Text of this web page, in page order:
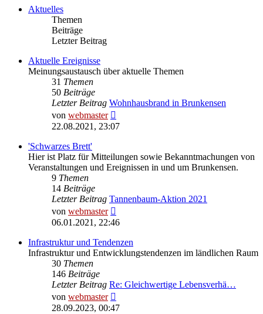
Aktuelles
Themen
Beiträge
Letzter Beitrag
Aktuelle Ereignisse
Meinungsaustausch über aktuelle Themen
31 Themen
50 Beiträge
Letzter Beitrag Wohnhausbrand in Brunkensen
von webmaster
Beitrag
22.08.2021, 23:07
'Schwarzes Brett'
Hier ist Platz für Mitteilungen sowie Bekanntmachungen von
Veranstaltungen und Ereignissen in und um Brunkensen.
9 Themen
14 Beiträge
Letzter Beitrag Tannenbaum-Aktion 2021
von webmaster
Beitrag
06.01.2021, 22:46
Infrastruktur und Tendenzen
Infrastruktur und Entwicklungstendenzen im ländlichen Raum
30 Themen
146 Beiträge
Letzter Beitrag Re: Gleichwertige Lebensverhä…
von webmaster
Beitrag
28.09.2023, 00:47